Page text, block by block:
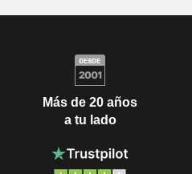
Más de 20 años
a tu lado